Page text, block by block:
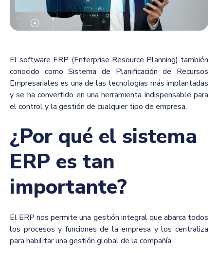
El software ERP (Enterprise Resource Planning) también
conocido como Sistema de Planificación de Recursos
Empresariales es una de las tecnologías más implantadas
y se ha convertido en una herramienta indispensable para
el control y la gestión de cualquier tipo de empresa.
¿Por qué el sistema
ERP es tan
importante?
El ERP nos permite una gestión integral que abarca todos
los procesos y funciones de la empresa y los centraliza
para habilitar una gestión global de la compañía.